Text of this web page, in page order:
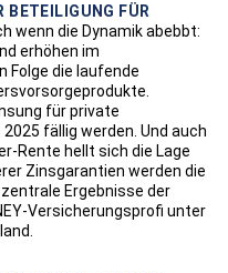
BETEILIGUNG FÜR
wenn die Dynamik abebbt:
erhöhen im
die laufende
für private
fällig werden. Und auch
Rente hellt sich die Lage
Zinsgarantien werden die
Ergebnisse der
Versicherungsprofi unter